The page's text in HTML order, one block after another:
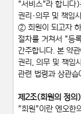
"서비스"라 합니다)
권리·의무 및 책임
② 회원이 되고자
절차를 거쳐서 "등
간주합니다. 본 약
권리, 의무 및 책임
관련 법령과 상관습
제2조(회원의 정의)
"회원"이란 엔오한